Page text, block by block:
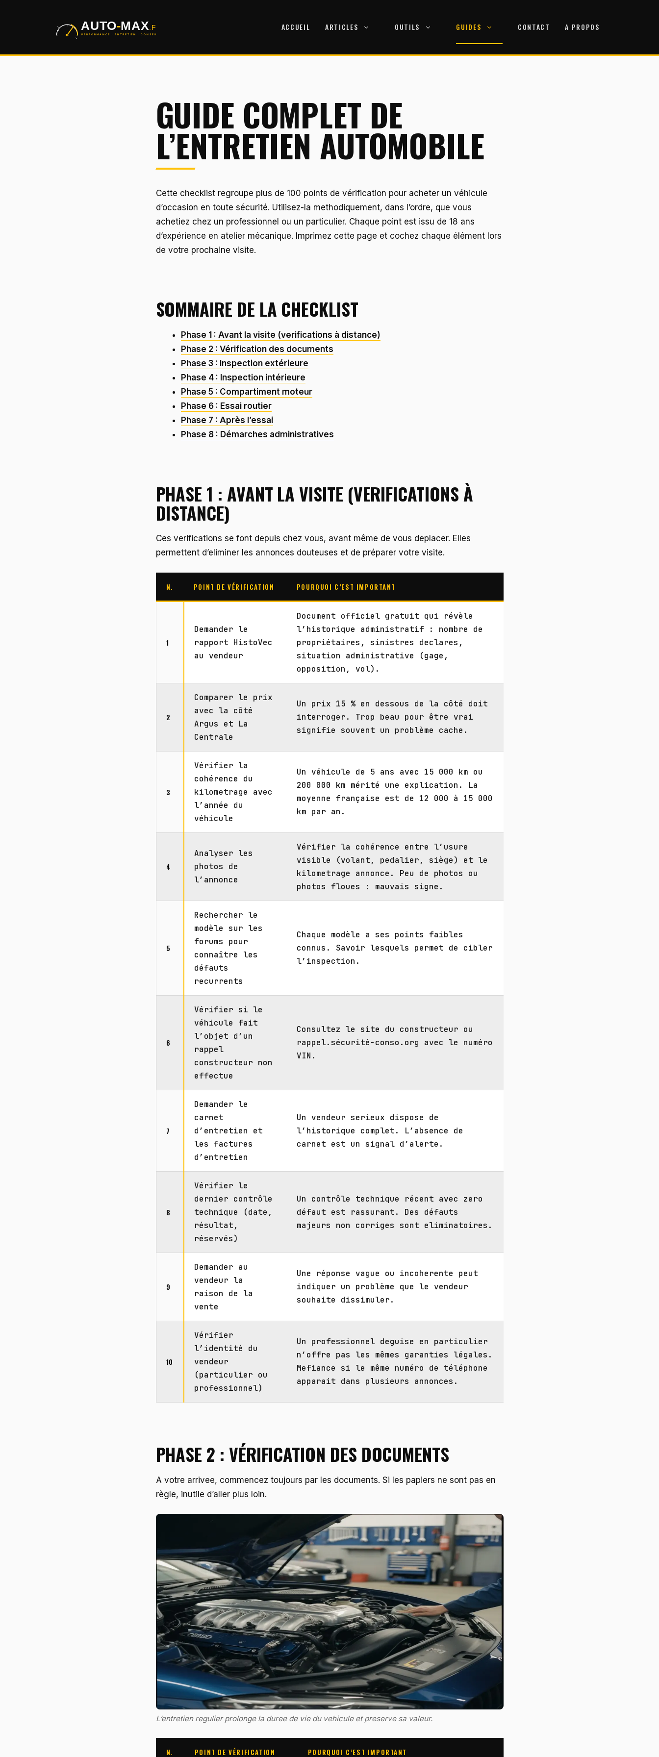
ACCUEIL ARTICLES OUTILS GUIDES CONTACT A PROPOS
GUIDE COMPLET DE
L’ENTRETIEN AUTOMOBILE
Cette checklist regroupe plus de 100 points de vérification pour acheter un véhicule
d’occasion en toute sécurité. Utilisez-la methodiquement, dans l’ordre, que vous
achetiez chez un professionnel ou un particulier. Chaque point est issu de 18 ans
d’expérience en atelier mécanique. Imprimez cette page et cochez chaque élément lors
de votre prochaine visite.
SOMMAIRE DE LA CHECKLIST
Phase 1 : Avant la visite (verifications à distance)
Phase 2 : Vérification des documents
Phase 3 : Inspection extérieure
Phase 4 : Inspection intérieure
Phase 5 : Compartiment moteur
Phase 6 : Essai routier
Phase 7 : Après l’essai
Phase 8 : Démarches administratives
PHASE 1 : AVANT LA VISITE (VERIFICATIONS À
DISTANCE)
Ces verifications se font depuis chez vous, avant même de vous deplacer. Elles
permettent d’eliminer les annonces douteuses et de préparer votre visite.
N. POINT DE VÉRIFICATION POURQUOI C’EST IMPORTANT
1
Demander le
rapport HistoVec
au vendeur
Document officiel gratuit qui révèle
l’historique administratif : nombre de
propriétaires, sinistres declares,
situation administrative (gage,
opposition, vol).
2
Comparer le prix
avec la côté
Argus et La
Centrale
Un prix 15 % en dessous de la côté doit
interroger. Trop beau pour être vrai
signifie souvent un problème cache.
3
Vérifier la
cohérence du
kilometrage avec
l’année du
véhicule
Un véhicule de 5 ans avec 15 000 km ou
200 000 km mérité une explication. La
moyenne française est de 12 000 à 15 000
km par an.
4
Analyser les
photos de
l’annonce
Vérifier la cohérence entre l’usure
visible (volant, pedalier, siège) et le
kilometrage annonce. Peu de photos ou
photos floues : mauvais signe.
5
Rechercher le
modèle sur les
forums pour
connaître les
défauts
recurrents
Chaque modèle a ses points faibles
connus. Savoir lesquels permet de cibler
l’inspection.
6
Vérifier si le
véhicule fait
l’objet d’un
rappel
constructeur non
effectue
Consultez le site du constructeur ou
rappel.sécurité-conso.org avec le numéro
VIN.
7
Demander le
carnet
d’entretien et
les factures
d’entretien
Un vendeur serieux dispose de
l’historique complet. L’absence de
carnet est un signal d’alerte.
8
Vérifier le
dernier contrôle
technique (date,
résultat,
réservés)
Un contrôle technique récent avec zero
défaut est rassurant. Des défauts
majeurs non corriges sont eliminatoires.
9
Demander au
vendeur la
raison de la
vente
Une réponse vague ou incoherente peut
indiquer un problème que le vendeur
souhaite dissimuler.
10
Vérifier
l’identité du
vendeur
(particulier ou
professionnel)
Un professionnel deguise en particulier
n’offre pas les mêmes garanties légales.
Mefiance si le même numéro de téléphone
apparait dans plusieurs annonces.
PHASE 2 : VÉRIFICATION DES DOCUMENTS
A votre arrivee, commencez toujours par les documents. Si les papiers ne sont pas en
règle, inutile d’aller plus loin.
L’entretien regulier prolonge la duree de vie du vehicule et preserve sa valeur.
N. POINT DE VÉRIFICATION POURQUOI C’EST IMPORTANT